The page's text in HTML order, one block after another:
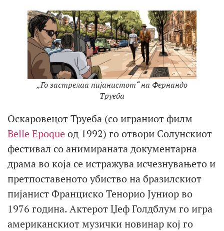
„Го застрелаа пијанистот“ на Фернандо
Труеба
Оскаровецот Труеба (со играниот филм
Belle Epoque од 1992) го отвори Солунскиот
фестивал со анимиранaта документарна
драма во која се истражува исчезнувањето и
претпоставеното убиство на бразилскиот
пијанист Франциско Тенорио Јуниор во
1976 година. Актерот Џеф Голдблум го игра
американскиот музички новинар кој го